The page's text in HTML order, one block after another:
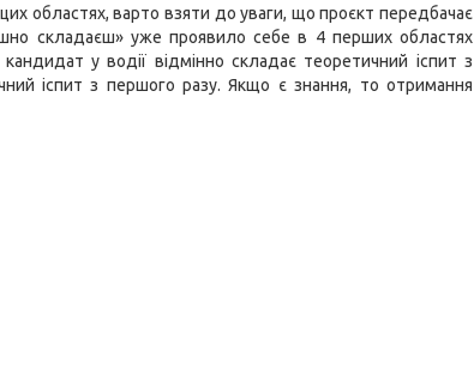
областях, варто взяти до уваги, що проєкт передбачає
складаєш» уже проявило себе в 4 перших областях
у водії відмінно складає теоретичний іспит з
іспит з першого разу. Якщо є знання, то отримання